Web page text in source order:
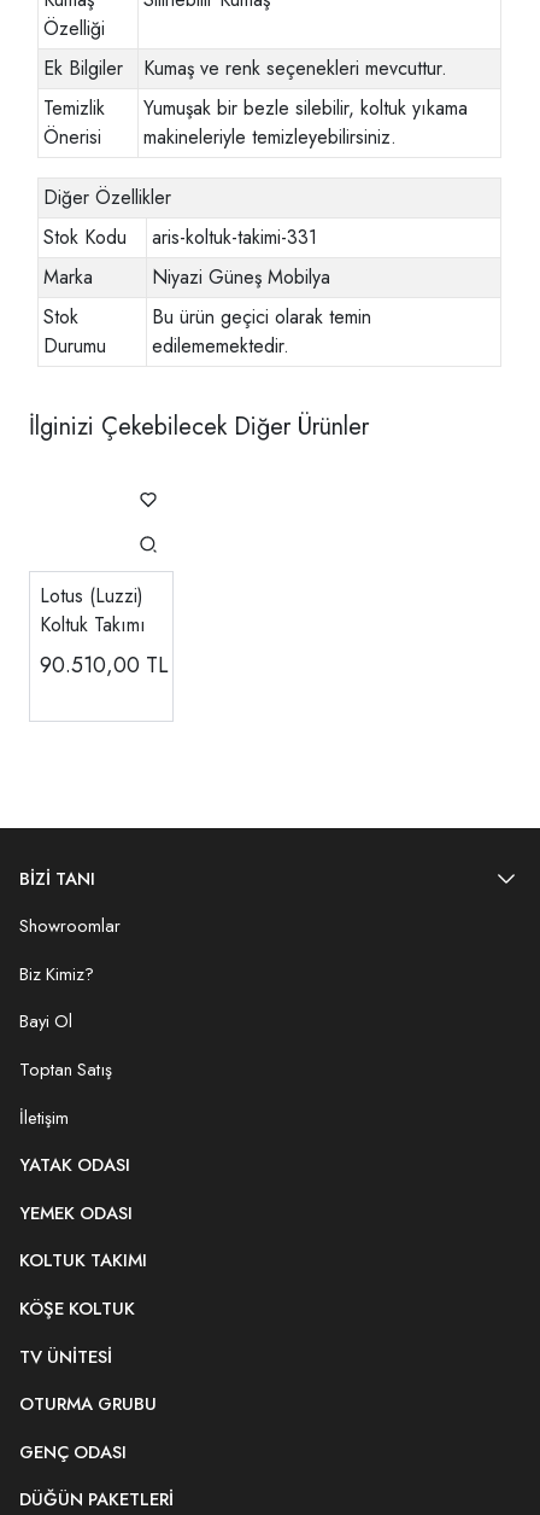
Özelliği
Ek Bilgiler
Kumaş ve renk seçenekleri mevcuttur.
Temizlik
Önerisi
Yumuşak bir bezle silebilir, koltuk yıkama
makineleriyle temizleyebilirsiniz.
Diğer Özellikler
Stok Kodu
aris-koltuk-takimi-331
Marka
Niyazi Güneş Mobilya
Stok
Durumu
Bu ürün geçici olarak temin
edilememektedir.
İlginizi Çekebilecek Diğer Ürünler
Lotus (Luzzi)
Koltuk Takımı
90.510,00 TL
BİZİ TANI
Showroomlar
Biz Kimiz?
Bayi Ol
Toptan Satış
İletişim
YATAK ODASI
YEMEK ODASI
KOLTUK TAKIMI
KÖŞE KOLTUK
TV ÜNITESI
OTURMA GRUBU
GENÇ ODASI
DÜĞÜN PAKETLERI